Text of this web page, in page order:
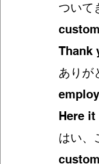
ついて
Thank
ありが
Here it
はい、